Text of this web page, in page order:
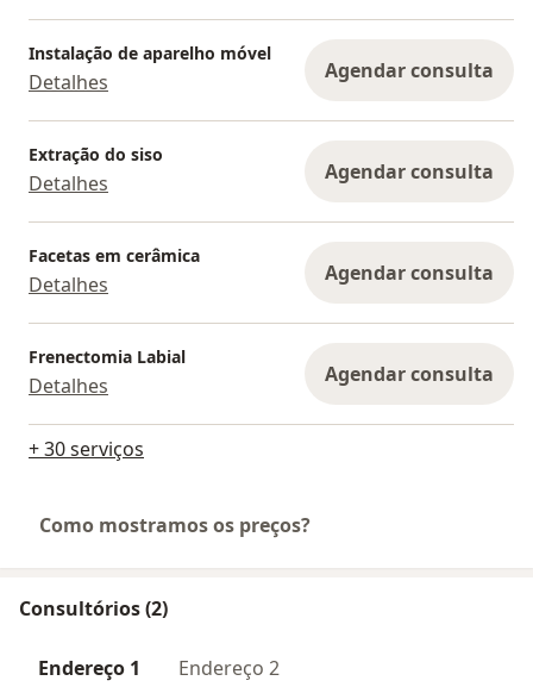
Instalação de aparelho móvel
Detalhes Agendar consulta
Extração do siso
Detalhes Agendar consulta
Facetas em cerâmica
Detalhes Agendar consulta
Frenectomia Labial
Detalhes Agendar consulta
+ 30 serviços
Como mostramos os preços?
Consultórios (2)
Endereço 1 Endereço 2